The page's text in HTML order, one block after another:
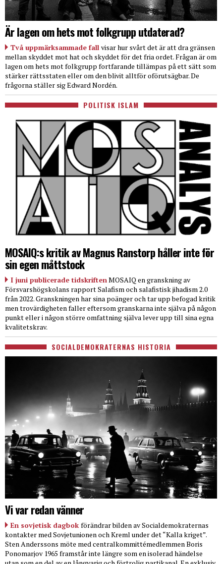
Är lagen om hets mot folkgrupp utdaterad?
Två uppmärksammade fall visar hur svårt det är att dra gränsen
mellan skyddet mot hat och skyddet för det fria ordet. Frågan är om
lagen om hets mot folkgrupp fortfarande tillämpas på ett sätt som
stärker rättsstaten eller om den blivit alltför oförutsägbar. De
frågorna ställer sig Edward Nordén.
POLITISK ISLAM
MOSAIQ:s kritik av Magnus Ranstorp håller inte för
sin egen måttstock
I juni publicerade tidskriften MOSAIQ en granskning av
Försvarshögskolans rapport Salafism och salafistisk jihadism 2.0
från 2022. Granskningen har sina poänger och tar upp befogad kritik
men trovärdigheten faller eftersom granskarna inte själva på någon
punkt eller i någon större omfattning själva lever upp till sina egna
kvalitetskrav.
SOCIALDEMOKRATERNAS HISTORIA
Vi var redan vänner
En sovjetisk dagbok förändrar bilden av Socialdemokraternas
kontakter med Sovjetunionen och Kreml under det “Kalla kriget”.
Sten Anderssons möte med centralkommittémedlemmen Boris
Ponomarjov 1965 framstår inte längre som en isolerad händelse